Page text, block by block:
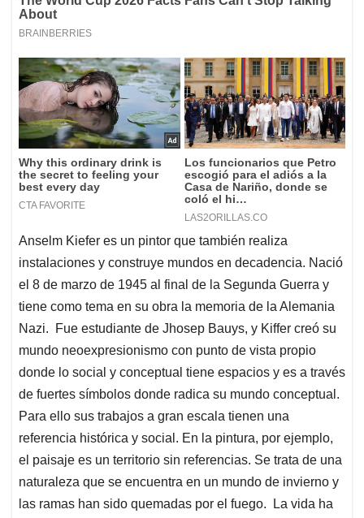
Anselm Kiefer es un pintor que también realiza
instalaciones y construye mundos en decadencia. Nació
el 8 de marzo de 1945 al final de la Segunda Guerra y
tiene como tema en su obra la memoria de la Alemania
Nazi. Fue estudiante de Jhosep Bauys, y Kiffer creó su
mundo neoexpresionismo con punto de vista propio
donde lo social y conceptual tiene espacios y es a través
de fuertes símbolos donde radica su mundo conceptual.
Para ello sus trabajos a gran escala tienen una
referencia histórica y social. En la pintura, por ejemplo,
el paisaje es un territorio sin referencias. Se trata de una
naturaleza que se encuentra en un mundo de invierno y
las ramas han sido quemadas por el fuego. La vida ha